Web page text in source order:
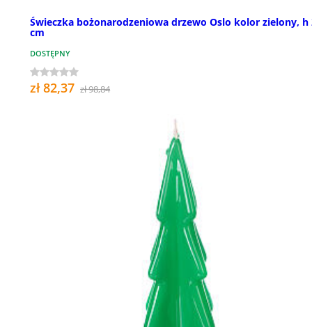
Świeczka bożonarodzeniowa drzewo Oslo kolor zielony, h
cm
DOSTĘPNY
zł 82,37 zł 98,84